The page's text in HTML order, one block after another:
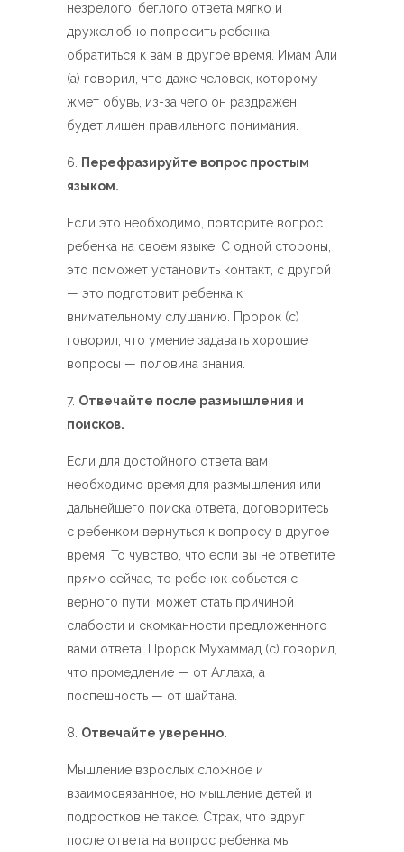
незрелого, беглого ответа мягко и
дружелюбно попросить ребенка
обратиться к вам в другое время. Имам Али
(а) говорил, что даже человек, которому
жмет обувь, из-за чего он раздражен,
будет лишен правильного понимания.
Перефразируйте вопрос простым
языком.
Если это необходимо, повторите вопрос
ребенка на своем языке. С одной стороны,
это поможет установить контакт, с другой
— это подготовит ребенка к
внимательному слушанию. Пророк (с)
говорил, что умение задавать хорошие
вопросы — половина знания.
Отвечайте после размышления и
поисков.
Если для достойного ответа вам
необходимо время для размышления или
дальнейшего поиска ответа, договоритесь
с ребенком вернуться к вопросу в другое
время. То чувство, что если вы не ответите
прямо сейчас, то ребенок собьется с
верного пути, может стать причиной
слабости и скомканности предложенного
вами ответа. Пророк Мухаммад (с) говорил,
что промедление — от Аллаха, а
поспешность — от шайтана.
Отвечайте уверенно.
Мышление взрослых сложное и
взаимосвязанное, но мышление детей и
подростков не такое. Страх, что вдруг
после ответа на вопрос ребенка мы